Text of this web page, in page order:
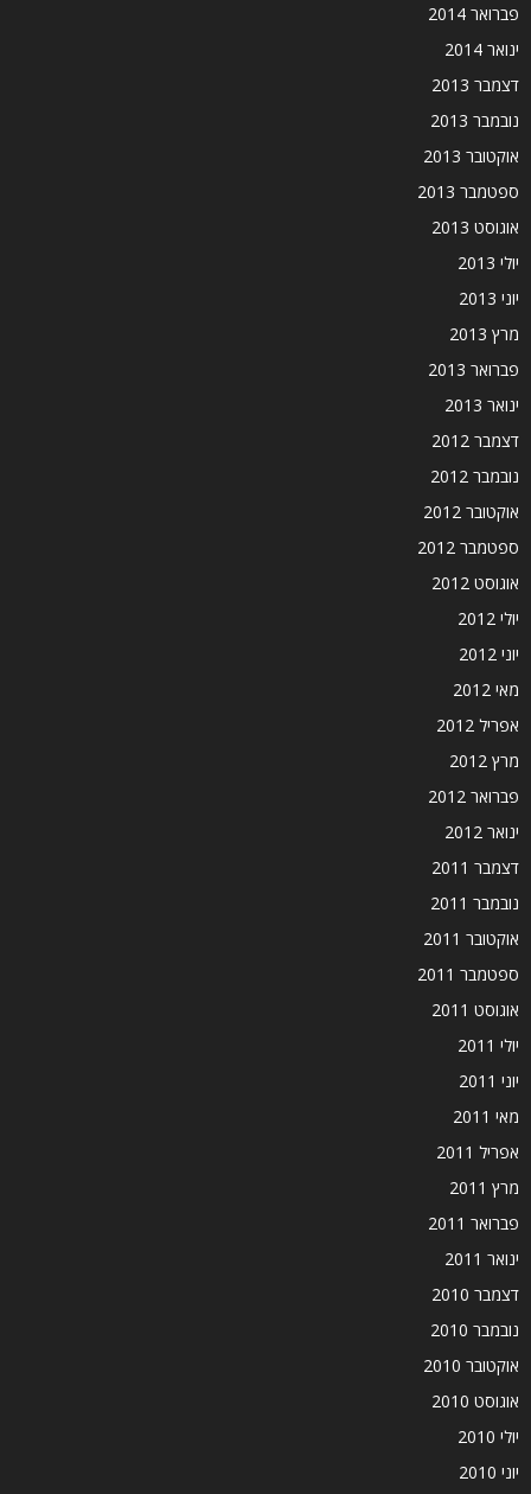
פברואר 2014
ינואר 2014
דצמבר 2013
נובמבר 2013
אוקטובר 2013
ספטמבר 2013
אוגוסט 2013
יולי 2013
יוני 2013
מרץ 2013
פברואר 2013
ינואר 2013
דצמבר 2012
נובמבר 2012
אוקטובר 2012
ספטמבר 2012
אוגוסט 2012
יולי 2012
יוני 2012
מאי 2012
אפריל 2012
מרץ 2012
פברואר 2012
ינואר 2012
דצמבר 2011
נובמבר 2011
אוקטובר 2011
ספטמבר 2011
אוגוסט 2011
יולי 2011
יוני 2011
מאי 2011
אפריל 2011
מרץ 2011
פברואר 2011
ינואר 2011
דצמבר 2010
נובמבר 2010
אוקטובר 2010
אוגוסט 2010
יולי 2010
יוני 2010